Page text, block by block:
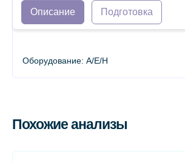
Описание Подготовка
Оборудование: A/E/H
Похожие анализы